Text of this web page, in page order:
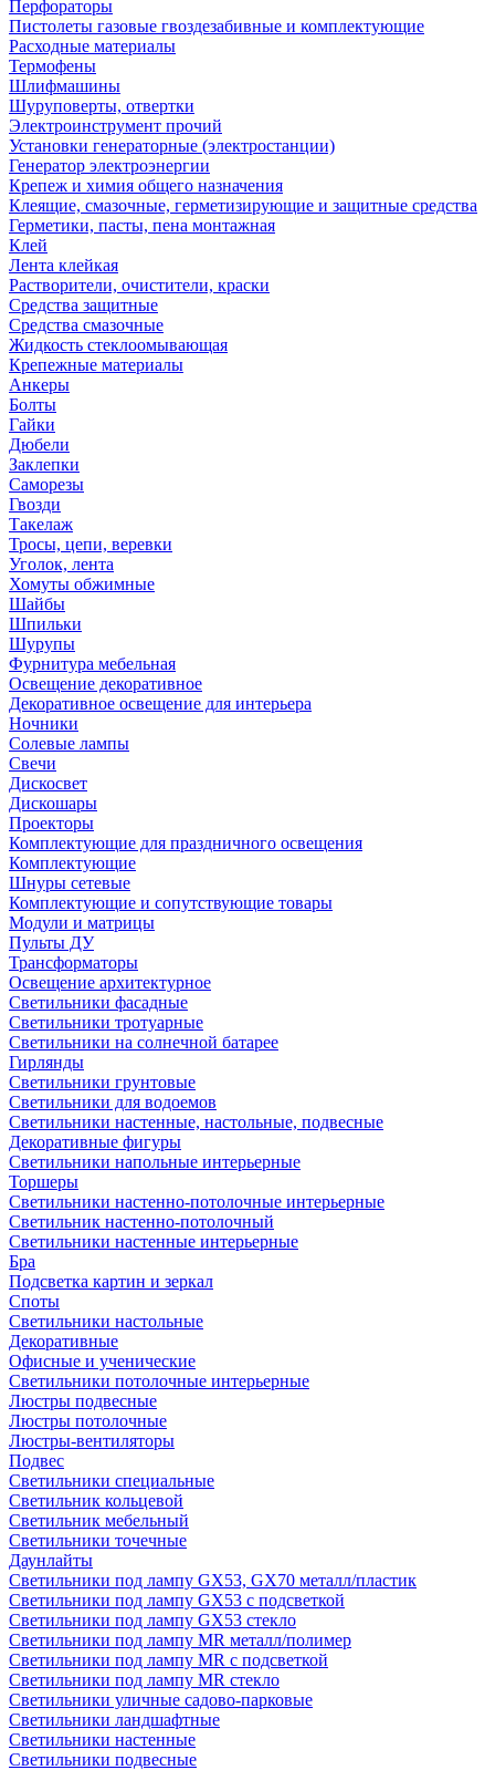
Перфораторы
Пистолеты газовые гвоздезабивные и комплектующие
Расходные материалы
Термофены
Шлифмашины
Шуруповерты, отвертки
Электроинструмент прочий
Установки генераторные (электростанции)
Генератор электроэнергии
Крепеж и химия общего назначения
Клеящие, смазочные, герметизирующие и защитные средства
Герметики, пасты, пена монтажная
Клей
Лента клейкая
Растворители, очистители, краски
Средства защитные
Средства смазочные
Жидкость стеклоомывающая
Крепежные материалы
Анкеры
Болты
Гайки
Дюбели
Заклепки
Саморезы
Гвозди
Такелаж
Тросы, цепи, веревки
Уголок, лента
Хомуты обжимные
Шайбы
Шпильки
Шурупы
Фурнитура мебельная
Освещение декоративное
Декоративное освещение для интерьера
Ночники
Солевые лампы
Свечи
Дискосвет
Дискошары
Проекторы
Комплектующие для праздничного освещения
Комплектующие
Шнуры сетевые
Комплектующие и сопутствующие товары
Модули и матрицы
Пульты ДУ
Трансформаторы
Освещение архитектурное
Светильники фасадные
Светильники тротуарные
Светильники на солнечной батарее
Гирлянды
Светильники грунтовые
Светильники для водоемов
Светильники настенные, настольные, подвесные
Декоративные фигуры
Светильники напольные интерьерные
Торшеры
Светильники настенно-потолочные интерьерные
Светильник настенно-потолочный
Светильники настенные интерьерные
Бра
Подсветка картин и зеркал
Споты
Светильники настольные
Декоративные
Офисные и ученические
Светильники потолочные интерьерные
Люстры подвесные
Люстры потолочные
Люстры-вентиляторы
Подвес
Светильники специальные
Светильник кольцевой
Светильник мебельный
Светильники точечные
Даунлайты
Светильники под лампу GX53, GX70 металл/пластик
Светильники под лампу GX53 с подсветкой
Светильники под лампу GX53 стекло
Светильники под лампу MR металл/полимер
Светильники под лампу MR с подсветкой
Светильники под лампу MR стекло
Светильники уличные садово-парковые
Светильники ландшафтные
Светильники настенные
Светильники подвесные